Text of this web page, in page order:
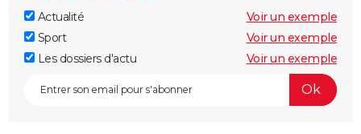
Actualité
Voir un exemple
Sport
Voir un exemple
Les dossiers d'actu
Voir un exemple